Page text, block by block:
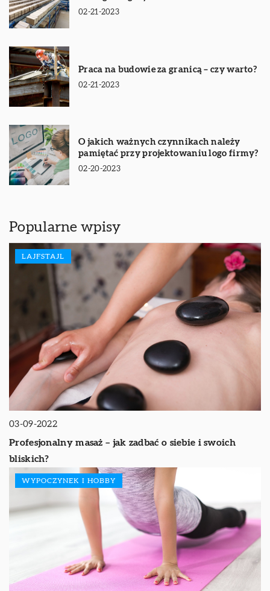
02-21-2023
Praca na budowie za granicą – czy warto?
02-21-2023
O jakich ważnych czynnikach należy
pamiętać przy projektowaniu logo firmy?
02-20-2023
Popularne wpisy
LAJFSTAJL
03-09-2022
Profesjonalny masaż – jak zadbać o siebie i swoich
bliskich?
WYPOCZYNEK I HOBBY